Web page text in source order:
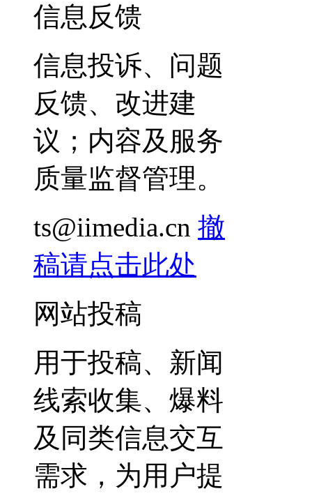
信息反馈
信息投诉、问题
反馈、改进建
议；内容及服务
质量监督管理。
ts@iimedia.cn 撤
稿请点击此处
网站投稿
用于投稿、新闻
线索收集、爆料
及同类信息交互
需求，为用户提